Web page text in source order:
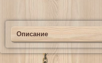
Описание